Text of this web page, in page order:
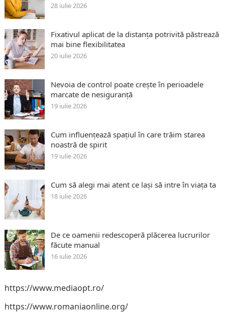
28 iulie 2026
Fixativul aplicat de la distanța potrivită păstrează
mai bine flexibilitatea
20 iulie 2026
Nevoia de control poate crește în perioadele
marcate de nesiguranță
19 iulie 2026
Cum influențează spațiul în care trăim starea
noastră de spirit
19 iulie 2026
Cum să alegi mai atent ce lași să intre în viața ta
18 iulie 2026
De ce oamenii redescoperă plăcerea lucrurilor
făcute manual
16 iulie 2026
https://www.mediaopt.ro/
https://www.romaniaonline.org/